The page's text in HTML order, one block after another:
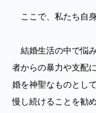
ここで、私たち自
結婚生活の中で悩
者からの暴力や支配
婚を神聖なものとし
慢し続けることを勧